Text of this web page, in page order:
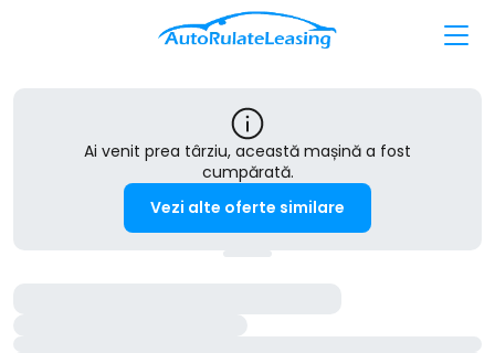
Ai venit prea târziu, această mașină a fost
cumpărată.
Vezi alte oferte similare